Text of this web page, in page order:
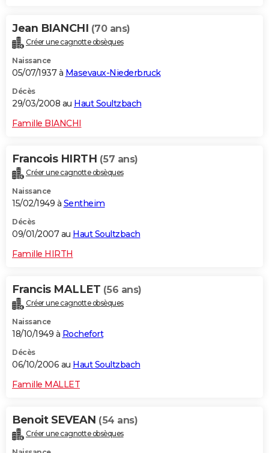
Jean BIANCHI (70 ans)
Créer une cagnotte obsèques
Naissance
05/07/1937 à Masevaux-Niederbruck
Décès
29/03/2008 au Haut Soultzbach
Famille BIANCHI
Francois HIRTH (57 ans)
Créer une cagnotte obsèques
Naissance
15/02/1949 à Sentheim
Décès
09/01/2007 au Haut Soultzbach
Famille HIRTH
Francis MALLET (56 ans)
Créer une cagnotte obsèques
Naissance
18/10/1949 à Rochefort
Décès
06/10/2006 au Haut Soultzbach
Famille MALLET
Benoit SEVEAN (54 ans)
Créer une cagnotte obsèques